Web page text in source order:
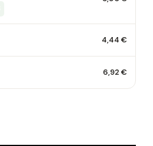
4,44 €
6,92 €